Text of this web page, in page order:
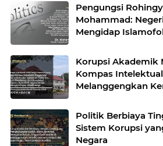
Pengungsi
Mohammad:
Mengidap
Korupsi Akademik
Kompas
Melanggengkan
Politik Berbiaya
Sistem Korupsi
Negara